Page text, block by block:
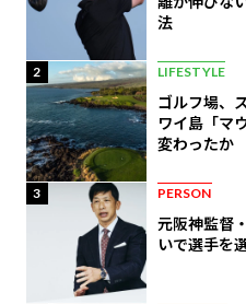
法
2 LIFESTYLE
ゴルフ場、
ワイ島「マ
変わったか
3 PERSON
元阪神監督
いで選手を